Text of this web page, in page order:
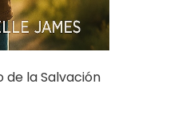
de la Salvación